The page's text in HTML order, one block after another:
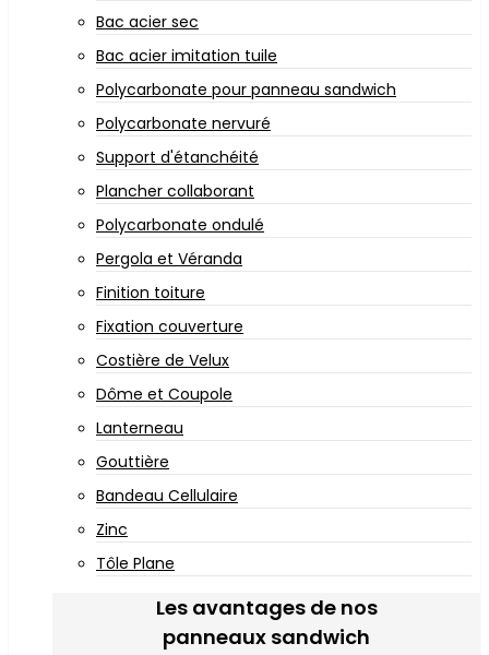
Bac acier sec
Bac acier imitation tuile
Polycarbonate pour panneau sandwich
Polycarbonate nervuré
Support d'étanchéité
Plancher collaborant
Polycarbonate ondulé
Pergola et Véranda
Finition toiture
Fixation couverture
Costière de Velux
Dôme et Coupole
Lanterneau
Gouttière
Bandeau Cellulaire
Zinc
Tôle Plane
Les avantages de nos
panneaux sandwich